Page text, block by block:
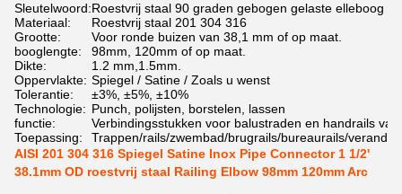
Sleutelwoord:Roestvrij staal 90 graden gebogen gelaste elleboog
Materiaal:
Roestvrij staal 201 304 316
Grootte:
Voor ronde buizen van 38,1 mm of op maat.
booglengte:
98mm, 120mm of op maat.
Dikte:
1.2 mm,1.5mm.
Oppervlakte: Spiegel / Satine / Zoals u wenst
Tolerantie:
±3%, ±5%, ±10%
Technologie: Punch, polijsten, borstelen, lassen
functie:
Verbindingsstukken voor balustraden en handrails
Toepassing:
Trappen/rails/zwembad/brugrails/bureaurails/
AISI 201 304 316 Spiegel Satine Inox Pipe Connector 1 1/2'
38.1mm OD roestvrij staal Railing Elbow 98mm 120mm Arc